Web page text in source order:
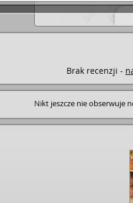
Brak recenzji -
Nikt jeszcze nie obserwuje